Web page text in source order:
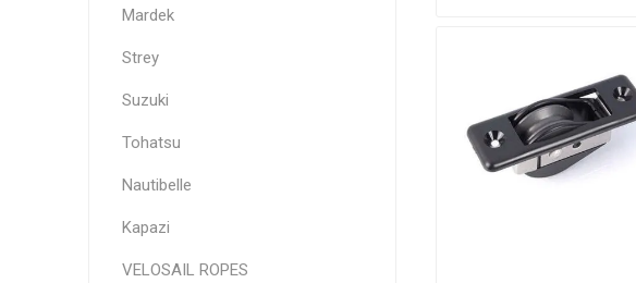
Mardek
Strey
Suzuki
Tohatsu
Nautibelle
Kapazi
VELOSAIL ROPES